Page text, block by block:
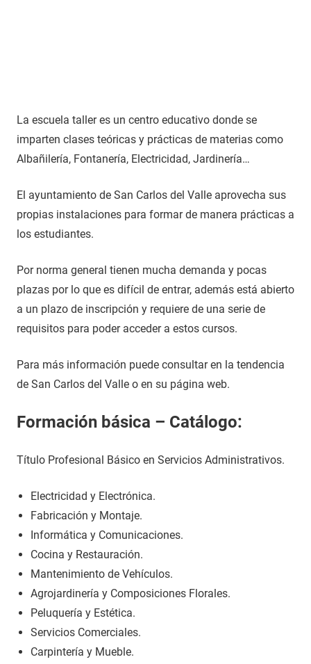
La escuela taller es un centro educativo donde se
imparten clases teóricas y prácticas de materias como
Albañilería, Fontanería, Electricidad, Jardinería…
El ayuntamiento de San Carlos del Valle aprovecha sus
propias instalaciones para formar de manera prácticas a
los estudiantes.
Por norma general tienen mucha demanda y pocas
plazas por lo que es difícil de entrar, además está abierto
a un plazo de inscripción y requiere de una serie de
requisitos para poder acceder a estos cursos.
Para más información puede consultar en la tendencia
de San Carlos del Valle o en su página web.
Formación básica – Catálogo:
Título Profesional Básico en Servicios Administrativos.
Electricidad y Electrónica.
Fabricación y Montaje.
Informática y Comunicaciones.
Cocina y Restauración.
Mantenimiento de Vehículos.
Agrojardinería y Composiciones Florales.
Peluquería y Estética.
Servicios Comerciales.
Carpintería y Mueble.